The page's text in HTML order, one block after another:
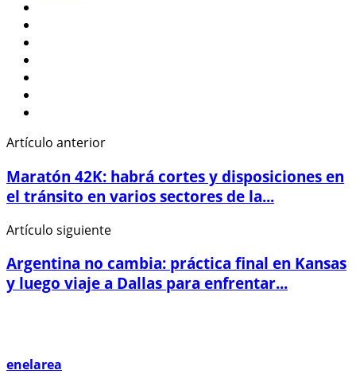
Artículo anterior
Maratón 42K: habrá cortes y disposiciones en
el tránsito en varios sectores de la...
Artículo siguiente
Argentina no cambia: práctica final en Kansas
y luego viaje a Dallas para enfrentar...
enelarea